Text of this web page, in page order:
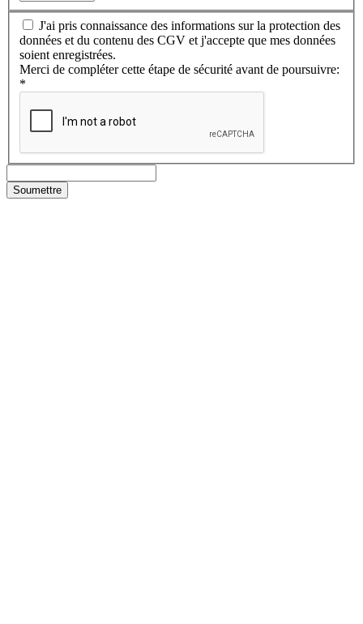
J'ai pris connaissance des informations sur la protection des
données et du contenu des CGV et j'accepte que mes données
soient enregistrées.
Merci de compléter cette étape de sécurité avant de poursuivre:
*